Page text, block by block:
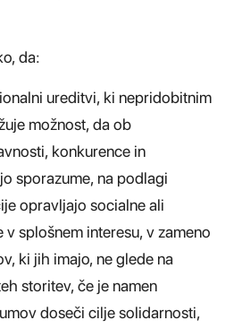
da:
ureditvi, ki nepridobitnim
možnost, da ob
konkurence in
sporazume, na podlagi
opravljajo socialne ali
splošnem interesu, v zameno
ki jih imajo, ne glede na
storitev, če je namen
doseči cilje solidarnosti,